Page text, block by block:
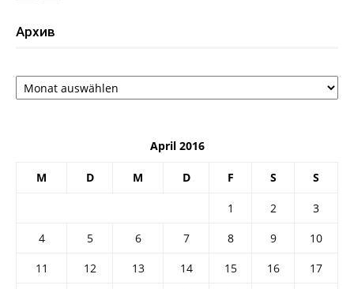
Архив
Архив
April 2016
M D M D F S S
1 2
3
4
5 6 7 8 9
10
11
12 13 14 15 16
17